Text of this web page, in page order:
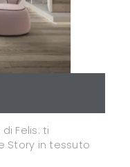
Felis: ti
Story in tessuto